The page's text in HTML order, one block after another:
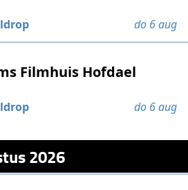
do 6 aug
Filmhuis Hofdael
do 6 aug
2026